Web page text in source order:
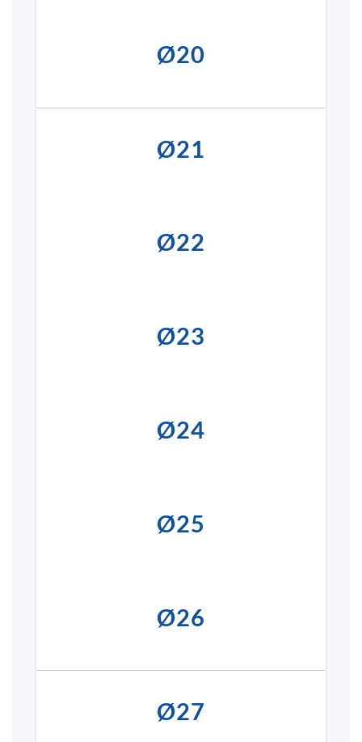
Ø20
Ø21
Ø22
Ø23
Ø24
Ø25
Ø26
Ø27